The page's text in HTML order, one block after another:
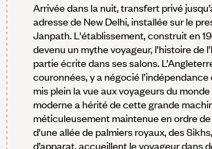
Arrivée dans la nuit, transfert privé
adresse de New Delhi, installée sur le
Janpath. L'établissement, construit en
devenu un mythe voyageur, l’histoire de
partie écrite dans ses salons.
couronnées, y a négocié
mis plein la vue aux voyageurs du monde
moderne a hérité de cette grande
méticuleusement maintenue en ordre
d’une allée de palmiers royaux, des
d’apparat, accueillent le voyageur dans